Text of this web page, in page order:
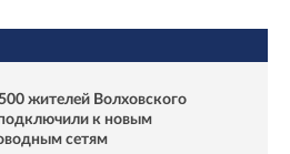
жителей Волховского
к новым
сетям